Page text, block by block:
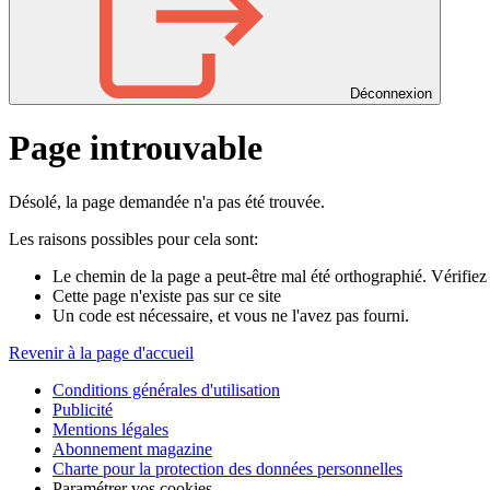
Déconnexion
Page introuvable
Désolé, la page demandée n'a pas été trouvée.
Les raisons possibles pour cela sont:
Le chemin de la page a peut-être mal été orthographié.
Cette page n'existe pas sur ce site
Un code est nécessaire, et vous ne l'avez pas fourni.
Revenir à la page d'accueil
Conditions générales d'utilisation
Publicité
Mentions légales
Abonnement magazine
Charte pour la protection des données personnelles